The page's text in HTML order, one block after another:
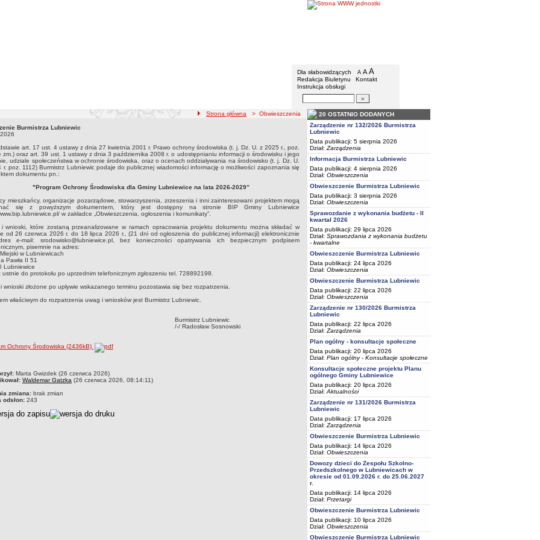
BIP - Urząd Miejski w Lubniewicach
Menu dodatkowe
Dla słabowidzących A pomniejsz czcionkę
A standardowy rozmiar czcionki
A
Redakcja Biuletynu
Kontakt
Instrukcja obsługi
Wyszukiwarka artykułów
ścieżka nawigacji
Strona główna > Obwieszczenia
Burmistrza Lubniewic26.06.2026
Burmistrza Lubniewic
art. 17 ust. 4 ustawy z dnia 27 kwietnia 2001 r. Prawo ochrony środowiska (t. j. Dz. U. z 2025 r., poz.
zm.) oraz art. 39 ust. 1 ustawy z dnia 3 października 2008 r. o udostępnianiu informacji o środowisku i jego
udziale społeczeństwa w ochronie środowiska, oraz o ocenach oddziaływania na środowisko (t. j. Dz. U.
r. poz. 1112) Burmistrz Lubniewic podaje do publicznej wiadomości informację o możliwości zapoznania się
dokumentu pn.:
"Program Ochrony Środowiska dla Gminy Lubniewice na lata 2026-2029”
mieszkańcy, organizacje pozarządowe, stowarzyszenia, zrzeszenia i inni zainteresowani projektem mogą
się z powyższym dokumentem, który jest dostępny na stronie BIP Gminy Lubniewice
w zakładce „Obwieszczenia, ogłoszenia i komunikaty”.
i wnioski, które zostaną przeanalizowane w ramach opracowania projektu dokumentu można składać w
od 26 czerwca 2026 r. do 18 lipca 2026 r., (21 dni od ogłoszenia do publicznej informacji) elektronicznie
e-mail: srodowisko@lubniewice.pl, bez konieczności opatrywania ich bezpiecznym podpisem
pisemnie na adres:
w Lubniewicach
Pawła II 51
Lubniewice
ustnie do protokołu po uprzednim telefonicznym zgłoszeniu tel. 728892198.
wnioski złożone po upływie wskazanego terminu pozostawia się bez rozpatrzenia.
właściwym do rozpatrzenia uwag i wniosków jest Burmistrz Lubniewic.
Burmistrz Lubniewic
/-/ Radosław Sosnowski
Ochrony Środowiska (2436kB)
Marta Gwizdek (26 czerwca 2026)
Waldemar Gatzka (26 czerwca 2026, 08:14:11)
zmiana: brak zmian
odsłon: 243
20 OSTATNIO DODANYCH
Zarządzenie nr 132/2026 Burmistrza
Lubniewic
Data publikacji: 5 sierpnia 2026
Dział: Zarządzenia
Informacja Burmistrza Lubniewic
Data publikacji: 4 sierpnia 2026
Dział: Obwieszczenia
Obwieszczenie Burmistrza Lubniewic
Data publikacji: 3 sierpnia 2026
Dział: Obwieszczenia
Sprawozdanie z wykonania budżetu - II
kwartał 2026
Data publikacji: 29 lipca 2026
Dział: Sprawozdania z wykonania budżetu
- kwartalne
Obwieszczenie Burmistrza Lubniewic
Data publikacji: 24 lipca 2026
Dział: Obwieszczenia
Obwieszczenie Burmistrza Lubniewic
Data publikacji: 22 lipca 2026
Dział: Obwieszczenia
Zarządzenie nr 130/2026 Burmistrza
Lubniewic
Data publikacji: 22 lipca 2026
Dział: Zarządzenia
Plan ogólny - konsultacje społeczne
Data publikacji: 20 lipca 2026
Dział: Plan ogólny - Konsultacje społeczne
Konsultacje społeczne projektu Planu
ogólnego Gminy Lubniewice
Data publikacji: 20 lipca 2026
Dział: Aktualności
Zarządzenie nr 131/2026 Burmistrza
Lubniewic
Data publikacji: 17 lipca 2026
Dział: Zarządzenia
Obwieszczenie Burmistrza Lubniewic
Data publikacji: 14 lipca 2026
Dział: Obwieszczenia
Dowozy dzieci do Zespołu Szkolno-
Przedszkolnego w Lubniewicach w
okresie od 01.09.2026 r. do 25.06.2027
r.
Data publikacji: 14 lipca 2026
Dział: Przetargi
Obwieszczenie Burmistrza Lubniewic
Data publikacji: 10 lipca 2026
Dział: Obwieszczenia
Obwieszczenie Burmistrza Lubniewic